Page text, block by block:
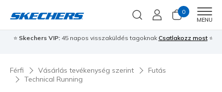
0
MENU
⭐Skechers VIP:45 napos visszaküldés tagoknakCsatlakozz most⭐
Férfi Vásárlás tevékenység szerint
Futás
Technical Running